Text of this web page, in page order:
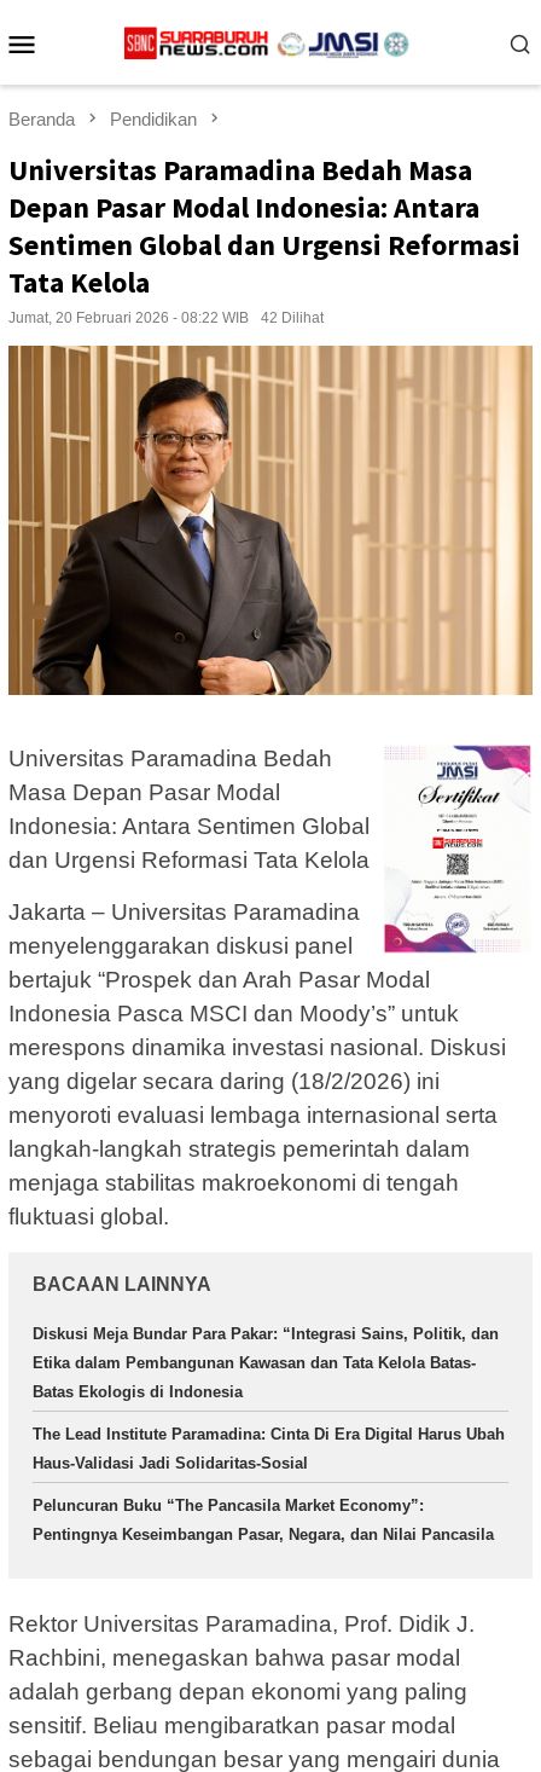
ke
Beranda Pendidikan
Universitas Paramadina Bedah Masa
Depan Pasar Modal Indonesia: Antara
Sentimen Global dan Urgensi Reformasi
Tata Kelola
Jumat, 20 Februari 2026 - 08:22 WIB 42 Dilihat
Universitas Paramadina Bedah
Masa Depan Pasar Modal
Indonesia: Antara Sentimen Global
dan Urgensi Reformasi Tata Kelola
Jakarta – Universitas Paramadina
menyelenggarakan diskusi panel
bertajuk “Prospek dan Arah Pasar Modal
Indonesia Pasca MSCI dan Moody’s” untuk
merespons dinamika investasi nasional. Diskusi
yang digelar secara daring (18/2/2026) ini
menyoroti evaluasi lembaga internasional serta
langkah-langkah strategis pemerintah dalam
menjaga stabilitas makroekonomi di tengah
fluktuasi global.
BACAAN LAINNYA
Diskusi Meja Bundar Para Pakar: “Integrasi Sains, Politik, dan
Etika dalam Pembangunan Kawasan dan Tata Kelola Batas-
Batas Ekologis di Indonesia
The Lead Institute Paramadina: Cinta Di Era Digital Harus Ubah
Haus-Validasi Jadi Solidaritas-Sosial
Peluncuran Buku “The Pancasila Market Economy”:
Pentingnya Keseimbangan Pasar, Negara, dan Nilai Pancasila
Rektor Universitas Paramadina, Prof. Didik J.
Rachbini, menegaskan bahwa pasar modal
adalah gerbang depan ekonomi yang paling
sensitif. Beliau mengibaratkan pasar modal
sebagai bendungan besar yang mengairi dunia